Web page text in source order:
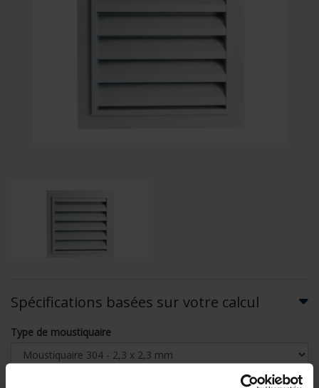
Spécifications basées sur votre calcul
Type de moustiquaire